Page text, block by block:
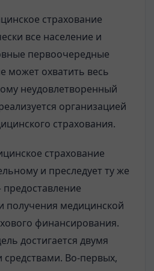
страхование
все население и
первоочередные
может охватить весь
неудовлетворенный
организацией
страхования.
страхование
и преследует ту же
получения медицинской
финансирования.
достигается двумя
Во-первых,